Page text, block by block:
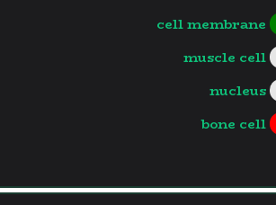
cell membrane
muscle cell
nucleus
bone cell